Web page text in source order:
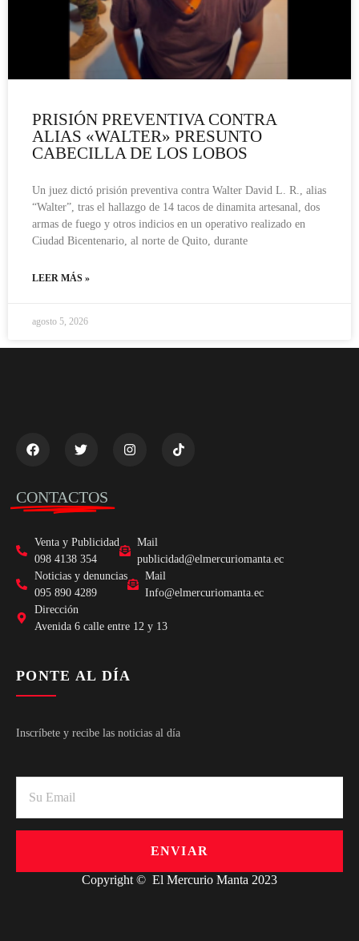
PRISIÓN PREVENTIVA CONTRA
ALIAS «WALTER» PRESUNTO
CABECILLA DE LOS LOBOS
Un juez dictó prisión preventiva contra Walter David L. R., alias
“Walter”, tras el hallazgo de 14 tacos de dinamita artesanal, dos
armas de fuego y otros indicios en un operativo realizado en
Ciudad Bicentenario, al norte de Quito, durante
LEER MÁS »
agosto 5, 2026
CONTACTOS
Venta y Publicidad
098 4138 354
Mail
publicidad@elmercuriomanta.ec
Noticias y denuncias
095 890 4289
Mail
Info@elmercuriomanta.ec
Dirección
Avenida 6 calle entre 12 y 13
PONTE AL DÍA
Inscríbete y recibe las noticias al día
ENVIAR
Copyright © El Mercurio Manta 2023